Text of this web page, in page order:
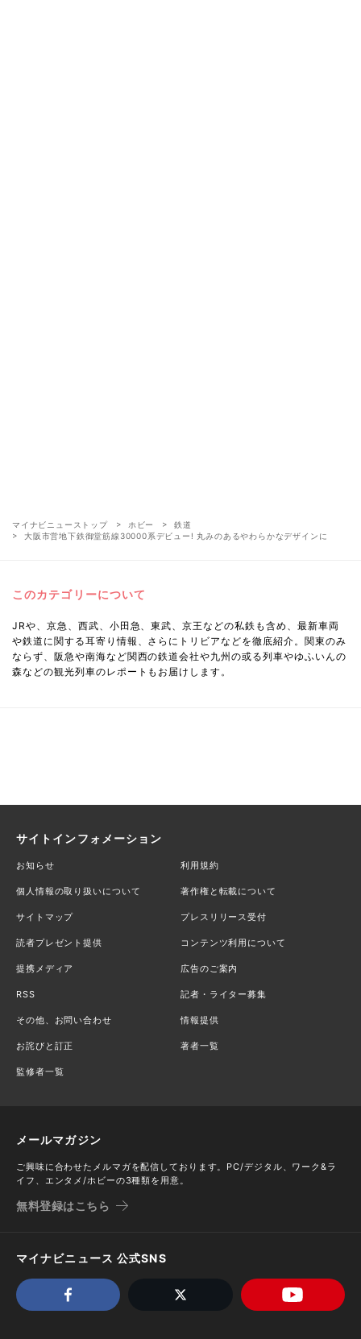
マイナビニューストップ ホビー
鉄道
大阪市営地下鉄御堂筋線30000系デビュー! 丸みのあるやわらかなデザインに
このカテゴリーについて
JRや、京急、西武、小田急、東武、京王などの私鉄も含め、最新車両
や鉄道に関する耳寄り情報、さらにトリビアなどを徹底紹介。関東のみ
ならず、阪急や南海など関西の鉄道会社や九州の或る列車やゆふいんの
森などの観光列車のレポートもお届けします。
サイトインフォメーション
お知らせ 利用規約
個人情報の取り扱いについて 著作権と転載について
サイトマップ プレスリリース受付
読者プレゼント提供 コンテンツ利用について
提携メディア 広告のご案内
RSS 記者・ライター募集
その他、お問い合わせ 情報提供
お詫びと訂正 著者一覧
監修者一覧
メールマガジン
ご興味に合わせたメルマガを配信しております。PC/デジタル、ワーク&ラ
イフ、エンタメ/ホビーの3種類を用意。
無料登録はこちら
マイナビニュース 公式SNS